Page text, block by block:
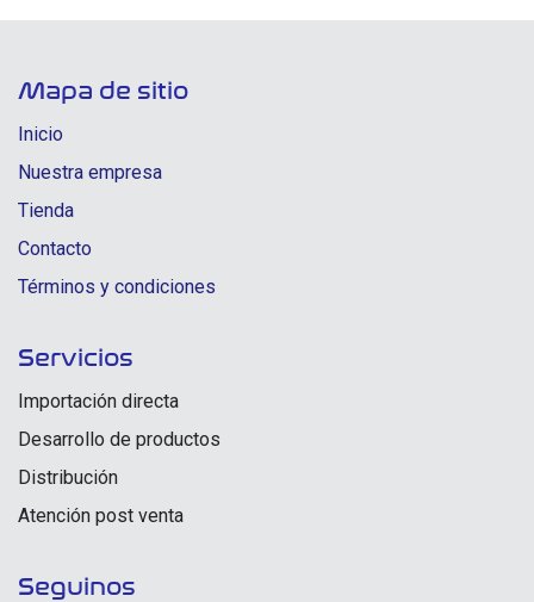
Mapa de sitio
Inicio
Nuestra empresa
Tienda
Contacto
Términos y condiciones
Servicios
Importación directa
Desarrollo de productos
Distribución
Atención post venta
Seguinos